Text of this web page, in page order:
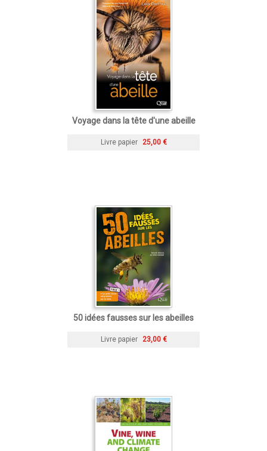
Voyage dans la tête d'une abeille
Livre papier 25,00 €
50 idées fausses sur les abeilles
Livre papier 23,00 €